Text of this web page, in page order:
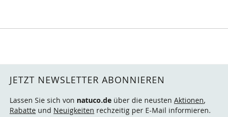
JETZT NEWSLETTER ABONNIEREN
Lassen Sie sich von natuco.de über die neusten Aktionen,
Rabatte und Neuigkeiten rechzeitig per E-Mail informieren.